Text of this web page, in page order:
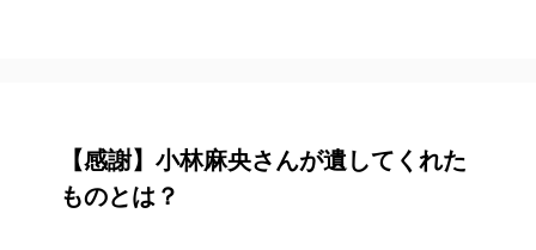
【感謝】小林麻央さんが遺してくれた
ものとは？